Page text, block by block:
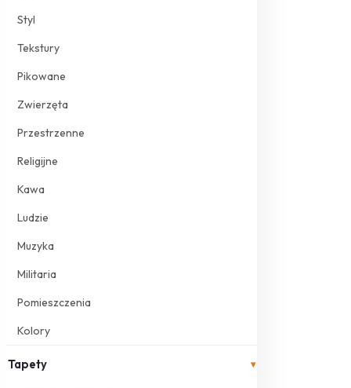
Styl
Tekstury
Pikowane
Zwierzęta
Przestrzenne
Religijne
Kawa
Ludzie
Muzyka
Militaria
Pomieszczenia
Kolory
Tapety ▾